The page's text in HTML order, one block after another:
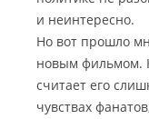
и неинтересно.
Но вот прошло
новым фильмом.
считает его
чувствах